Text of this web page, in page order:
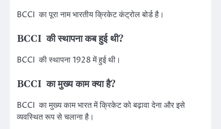
BCCI का पूरा नाम भारतीय क्रिकेट कंट्रोल बोर्ड है।
BCCI की स्थापना कब हुई थी?
BCCI की स्थापना 1928 में हुई थी।
BCCI का मुख्य काम क्या है?
BCCI का मुख्य काम भारत में क्रिकेट को बढ़ावा देना और इसे
व्यवस्थित रूप से चलाना है।